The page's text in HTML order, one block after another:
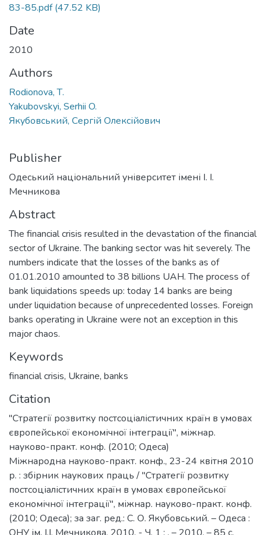
83-85.pdf(47.52 KB)
Date
2010
Authors
Rodionova, Т.
Yakubovskyi, Serhii O.
Якубовський, Сергій Олексійович
Publisher
Одеський національний університет імені І. І.
Мечникова
Abstract
The financial crisis resulted in the devastation of the financial
sector of Ukraine. The banking sector was hit severely. The
numbers indicate that the losses of the banks as of
01.01.2010 amounted to 38 billions UAH. The process of
bank liquidations speeds up: today 14 banks are being
under liquidation because of unprecedented losses. Foreign
banks operating in Ukraine were not an exception in this
major chaos.
Keywords
financial crisis, Ukraine, banks
Citation
"Стратегії розвитку постсоціалістичних країн в умовах
європейської економічної інтеграції", міжнар.
науково-практ. конф. (2010; Одеса)
Міжнародна науково-практ. конф., 23-24 квітня 2010
р. : збірник наукових праць / "Стратегії розвитку
постсоціалістичних країн в умовах європейської
економічної інтеграції", міжнар. науково-практ. конф.
(2010; Одеса); за заг. ред.: С. О. Якубовський. – Одеса :